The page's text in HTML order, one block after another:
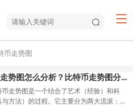
币走势图
比特币走势图怎么分析？比特币走势图分析方法详解
币走势图是一个结合了艺术（经验）和科
与方法）的过程。它主要分为两大流派：